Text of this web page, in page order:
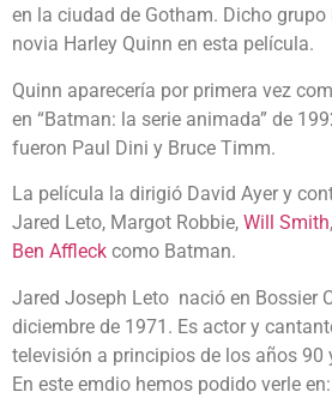
en la ciudad de Gotham. Dicho
novia Harley Quinn en esta película.
Quinn aparecería por primera vez
en “Batman: la serie animada” de
fueron Paul Dini y Bruce Timm.
La película la dirigió David Ayer y
Jared Leto, Margot Robbie, Will Smith
Ben Affleck como Batman.
Jared Joseph Leto nació en Bossier
diciembre de 1971. Es actor y
televisión a principios de los años 90
En este emdio hemos podido verle en: